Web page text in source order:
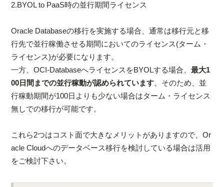
2.BYOL to PaaS時の並行期間ライセンス
Oracle Databaseの移行を実施する場合、通常は移行元と移
行先で並行稼働させる期間においてのライセンス(ターム・
ライセンス)が必要になります。
一方、OCI-DatabaseへライセンスをBYOLする場合、最大1
00日間までの並行稼動が認められています。そのため、並
行稼動期間が100日よりも少ない場合はターム・ライセンス
無しでの移行が可能です。
これら2つはコスト面で大きなメリットがありますので、Or
acle Cloudへのデータベース移行を検討している場合は活用
をご検討下さい。